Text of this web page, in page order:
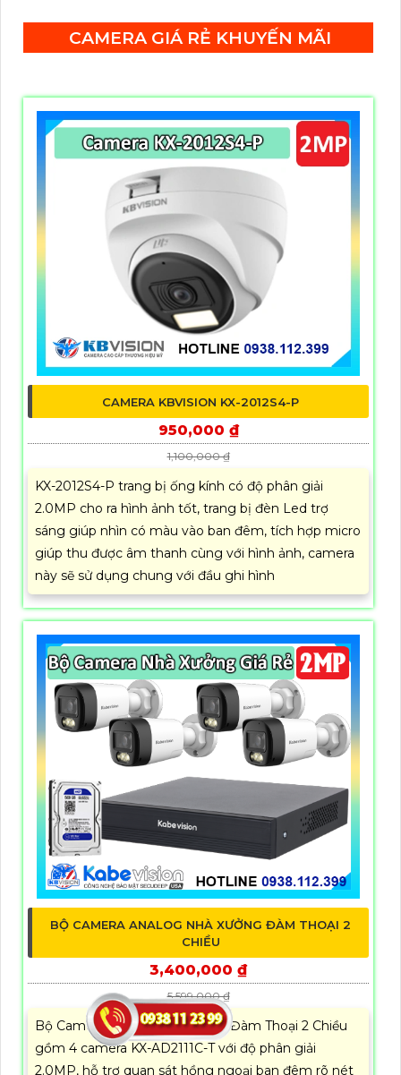
CAMERA GIÁ RẺ KHUYẾN MÃI
CAMERA KBVISION KX-2012S4-P
950,000 ₫
1,100,000 ₫
KX-2012S4-P trang bị ống kính có độ phân giải
2.0MP cho ra hình ảnh tốt, trang bị đèn Led trợ
sáng giúp nhìn có màu vào ban đêm, tích hợp micro
giúp thu được âm thanh cùng với hình ảnh, camera
này sẽ sử dụng chung với đầu ghi hình
BỘ CAMERA ANALOG NHÀ XƯỞNG ĐÀM THOẠI 2
CHIỀU
3,400,000 ₫
5,599,000 ₫
Bộ Camera Analog Nhà Xưởng Đàm Thoại 2 Chiều
gồm 4 camera KX-AD2111C-T với độ phân giải
2.0MP, hỗ trợ quan sát hồng ngoại ban đêm rõ nét